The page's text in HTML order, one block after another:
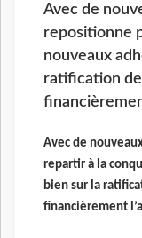
Avec de
repositionne
nouveaux
ratification de
Avec de
repartir à la
bien sur la
financièrement